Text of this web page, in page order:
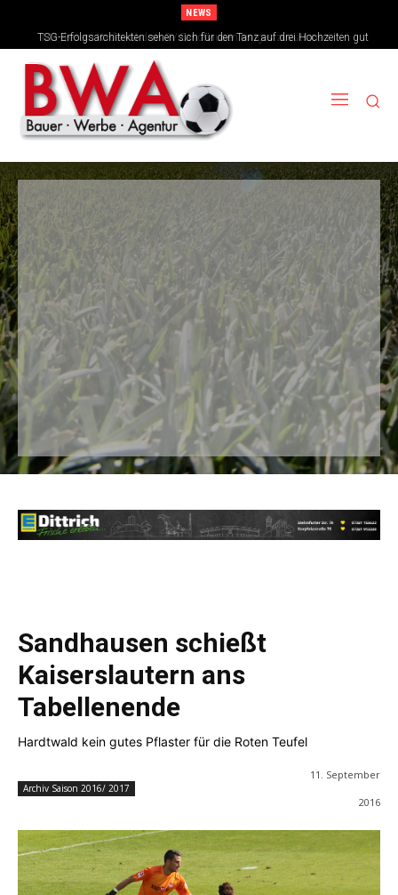
NEWS
TSG-Erfolgsarchitekten sehen sich für den Tanz auf drei Hochzeiten gut
aufgestellt
Sandhausen schießt
Kaiserslautern ans
Tabellenende
Hardtwald kein gutes Pflaster für die Roten Teufel
Archiv Saison 2016/ 2017
11. September
2016